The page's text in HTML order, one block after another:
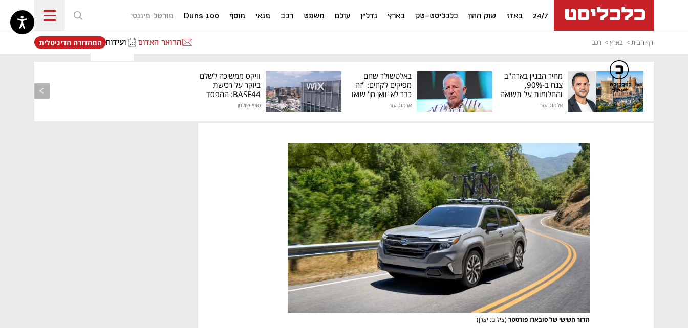
24/7 באזז שוק ההון כלכליסט-טק בארץ נדל"ן עולם משפט רכב פנאי מוסף Duns 100 פורטל פיננסי
דף הבית בארץ רכב הדואר האדום ועידות
נפתח בכרטיסייה חדשה
המהדורה הדיגיטלית
מחיר הבניין בארה"ב
צנח ב-90%,
והחלומות על תשואה
גבוהה התנפצו
אלמוג עזר
באלטשולר שחם
מפיקים לקחים: "זה
כבר לא 'וואן מן' שואו
של גילעד"
אלמוג עזר
וויקס ממשיכה לשלם
ביוקר על רכישת
BASE44: ההפסד
סופי שולמן
הדור השישי של סובארו פורסטר (צילום: יצרן)
כלכליסט
דיגיטל